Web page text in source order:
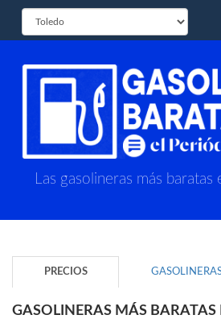
Las gasolineras más baratas
PRECIOS
GASOLINERAS MÁS BARATAS